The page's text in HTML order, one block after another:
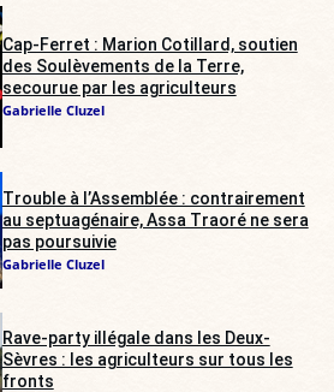
Cap-Ferret : Marion Cotillard, soutien
des Soulèvements de la Terre,
secourue par les agriculteurs
Gabrielle Cluzel
Trouble à l’Assemblée : contrairement
au septuagénaire, Assa Traoré ne sera
pas poursuivie
Gabrielle Cluzel
Rave-party illégale dans les Deux-
Sèvres : les agriculteurs sur tous les
fronts